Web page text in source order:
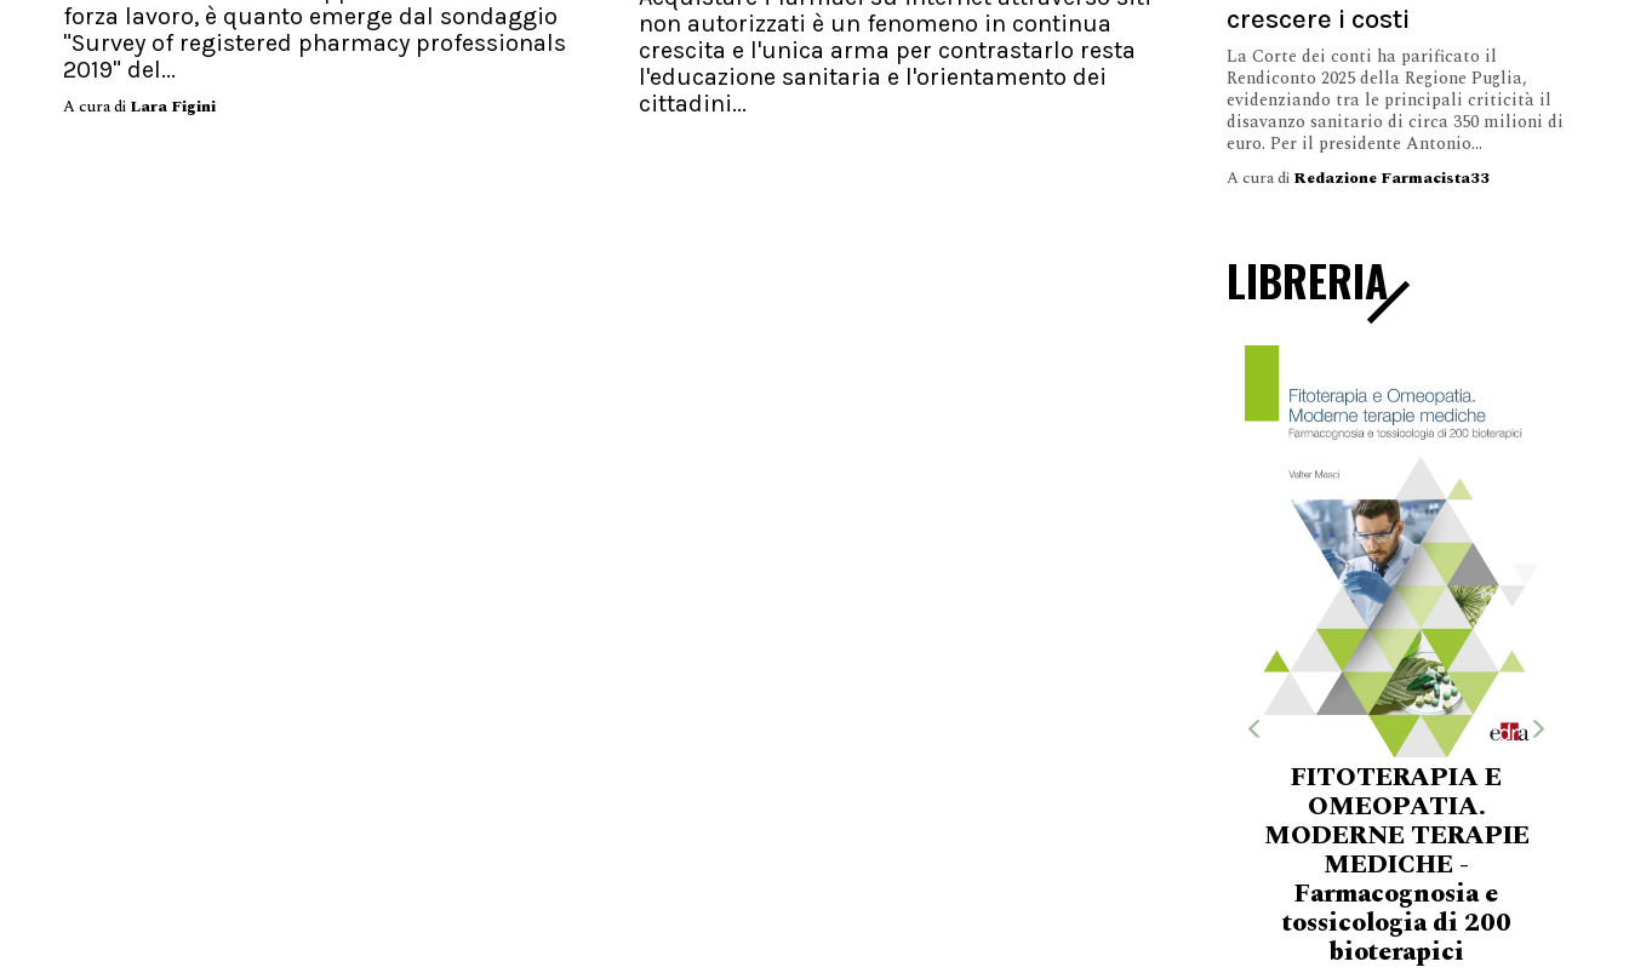
forza lavoro, è quanto emerge dal sondaggio
"Survey of registered pharmacy professionals
2019" del...
A cura di Lara Figini
non autorizzati è un fenomeno in continua
crescita e l'unica arma per contrastarlo resta
l'educazione sanitaria e l'orientamento dei
cittadini...
crescere i costi
La Corte dei conti ha parificato il
Rendiconto 2025 della Regione Puglia,
evidenziando tra le principali criticità il
disavanzo sanitario di circa 350 milioni di
euro. Per il presidente Antonio...
A cura di Redazione Farmacista33
LIBRERIA
FITOTERAPIA E
OMEOPATIA.
MODERNE TERAPIE
MEDICHE -
Farmacognosia e
tossicologia di 200
bioterapici